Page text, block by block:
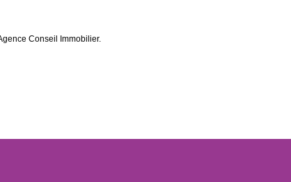
Conseil Immobilier.